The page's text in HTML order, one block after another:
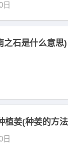
日
之石是什么意思)
植姜(种姜的方
日